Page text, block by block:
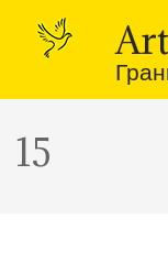
содержимому
(нажмите
15